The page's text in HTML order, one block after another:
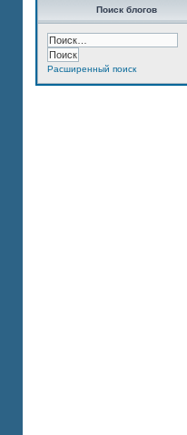
Поиск блогов
Расширенный поиск